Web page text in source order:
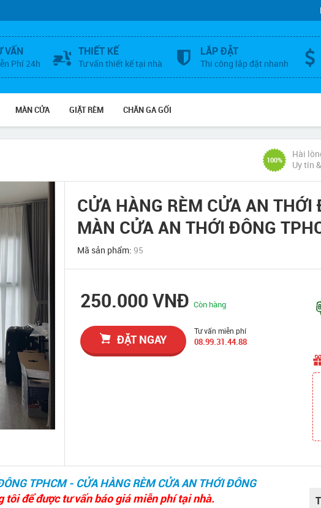
VẤN
Phí 24h
THIẾT KẾ
Tư vấn thiết kế tại nhà
LẮP ĐẶT
Thi công lắp đặt nhanh
MÀN CỬA GIẶT RÈM CHĂN GA GỐI
100%
Hài
Uy tín
CỬA HÀNG RÈM CỬA AN
MÀN CỬA AN THỚI ĐÔNG
Mã sản phẩm:95
250.000 VNĐCòn hàng
ĐẶT NGAY
Tư vấn miễn phí
08.99.31.44.88
TPHCM - CỬA HÀNG RÈM CỬA AN THỚI ĐÔNG
tôi để được tư vấn báo giá miễn phí tại nhà.